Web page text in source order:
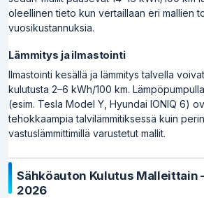
oleellinen tieto kun vertaillaan eri mallien
vuosikustannuksia.
Lämmitys ja ilmastointi
Ilmastointi kesällä ja lämmitys talvella
kulutusta 2–6 kWh/100 km.
(esim. Tesla Model Y, Hyundai IONIQ 6)
tehokkaampia talvilämmitiksessä kuin
vastuslämmittimillä varustetut mallit.
Sähköauton Kulutus Malleittain
2026